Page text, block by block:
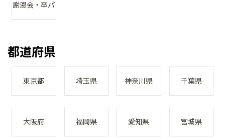
謝恩会・卒パ
都道府県
東京都 埼玉県 神奈川県 千葉県
大阪府 福岡県 愛知県 宮城県